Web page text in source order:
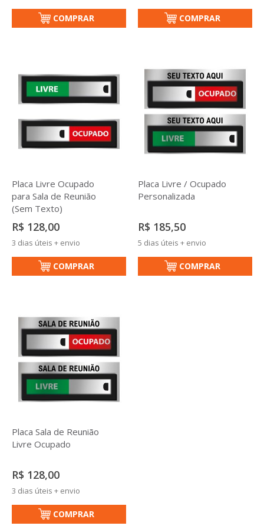
COMPRAR COMPRAR
Placa Livre Ocupado
para Sala de Reunião
(Sem Texto)
R$ 128,00
3 dias úteis + envio
COMPRAR
Placa Livre / Ocupado
Personalizada
R$ 185,50
5 dias úteis + envio
COMPRAR
Placa Sala de Reunião
Livre Ocupado
R$ 128,00
3 dias úteis + envio
COMPRAR